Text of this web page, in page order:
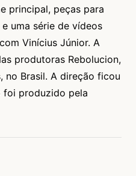
principal, peças para
uma série de vídeos
Vinícius Júnior. A
produtoras Rebolucion,
no Brasil. A direção ficou
foi produzido pela